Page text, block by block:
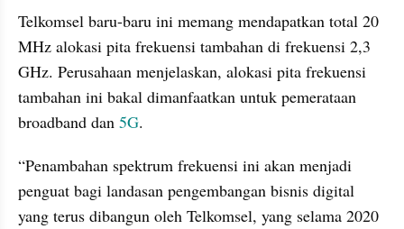
Telkomsel baru-baru ini memang mendapatkan total 20
MHz alokasi pita frekuensi tambahan di frekuensi 2,3
GHz. Perusahaan menjelaskan, alokasi pita frekuensi
tambahan ini bakal dimanfaatkan untuk pemerataan
broadband dan 5G.
“Penambahan spektrum frekuensi ini akan menjadi
penguat bagi landasan pengembangan bisnis digital
yang terus dibangun oleh Telkomsel, yang selama 2020